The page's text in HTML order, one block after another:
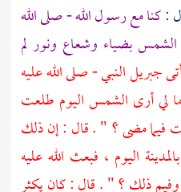
:كنا مع رسول الله - صلى الله
بضياء وشعاع ونور لم
جبريلالنبي - صلى الله عليه
لي أرى الشمس اليوم طلعت
فيما مضى ؟ " . قال : إن ذلك
بالمدينة اليوم ، فبعث الله عليه
ذلك ؟ " . قال : كان يكثر